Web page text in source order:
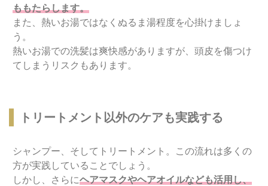
ももたらします。
また、熱いお湯ではなくぬるま湯程度を心掛けましょ
う。
熱いお湯での洗髪は爽快感がありますが、頭皮を傷つけ
てしまうリスクもあります。
トリートメント以外のケアも実践する
シャンプー、そしてトリートメント。この流れは多くの
方が実践していることでしょう。
しかし、さらにヘアマスクやヘアオイルなども活用し、